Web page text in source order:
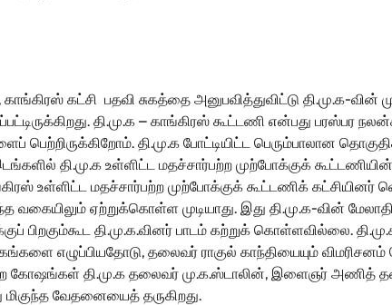
கட்சி பதவி சுகத்தை அனுபவித்துவிட்டு தி.மு.க-வின்
தி.மு.க – காங்கிரஸ் கூட்டணி என்பது பரஸ்பர
பெற்றிருக்கிறோம். தி.மு.க போட்டியிட்ட பெரும்பாலான
தி.மு.க உள்ளிட்ட மதச்சார்பற்ற முற்போக்குக்
உள்ளிட்ட மதச்சார்பற்ற முற்போக்குக் கூட்டணிக் கட்சியினர்
வகையிலும் ஏற்றுக்கொள்ள முடியாது. இது தி.மு.க-வின்
பிறகும்கூட தி.மு.க.வினர் பாடம் கற்றுக் கொள்ளவில்லை.
எழுப்பியதோடு, தலைவர் ராகுல் காந்தியையும் விமரிசனம்
கோஷங்கள் தி.மு.க தலைவர் மு.க.ஸ்டாலின், இளைஞர் அணித்
மிகுந்த வேதனையைத் தருகிறது.